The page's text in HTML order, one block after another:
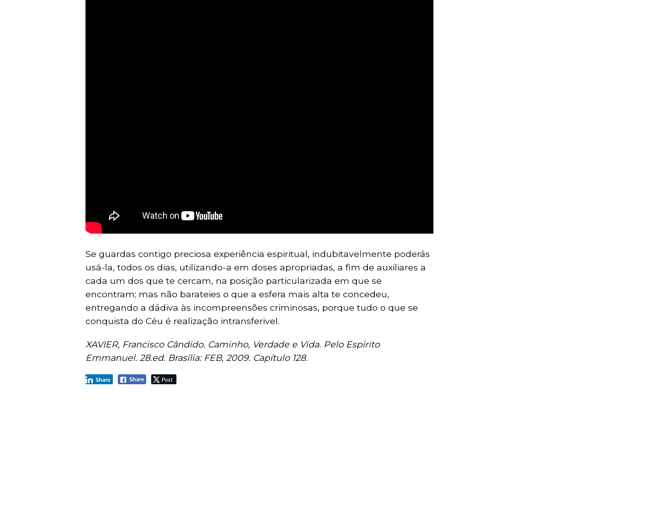
Se guardas contigo preciosa experiência espiritual, indubitavelmente poderás
usá-la, todos os dias, utilizando-a em doses apropriadas, a fim de auxiliares a
cada um dos que te cercam, na posição particularizada em que se
encontram; mas não barateies o que a esfera mais alta te concedeu,
entregando a dádiva às incompreensões criminosas, porque tudo o que se
conquista do Céu é realização intransferivel.
XAVIER, Francisco Cândido. Caminho, Verdade e Vida. Pelo Espírito
Emmanuel. 28.ed. Brasília: FEB, 2009. Capítulo 128.
Share Post
Share